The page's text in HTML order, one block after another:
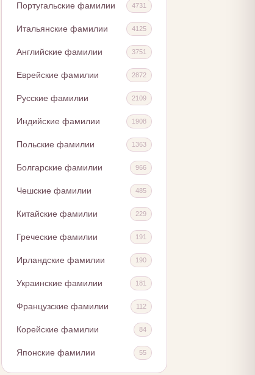
Португальские фамилии 4731
Итальянские фамилии 4125
Английские фамилии 3751
Еврейские фамилии 2872
Русские фамилии 2109
Индийские фамилии 1908
Польские фамилии 1363
Болгарские фамилии 966
Чешские фамилии 485
Китайские фамилии 229
Греческие фамилии 191
Ирландские фамилии 190
Украинские фамилии 181
Французские фамилии 112
Корейские фамилии 84
Японские фамилии 55